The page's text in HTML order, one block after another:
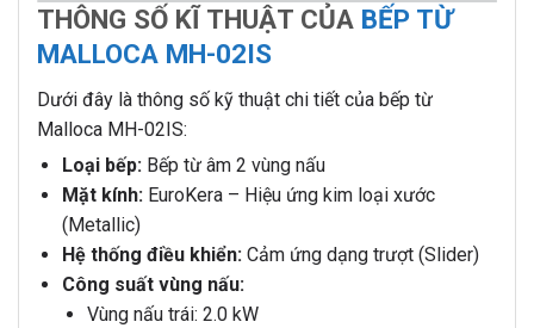
THÔNG SỐ KĨ THUẬT CỦA BẾP TỪ
MALLOCA MH-02IS
Dưới đây là thông số kỹ thuật chi tiết của bếp từ
Malloca MH-02IS:
Loại bếp:Bếp từ âm 2 vùng nấu
Mặt kính:EuroKera – Hiệu ứng kim loại xước
(Metallic)
Hệ thống điều khiển:Cảm ứng dạng trượt (Slider)
Công suất vùng nấu:
Vùng nấu trái: 2.0 kW